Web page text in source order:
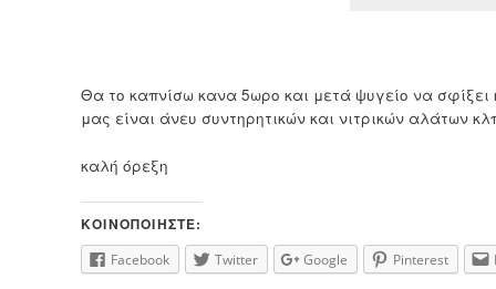
Θα το καπνίσω κανα 5ωρο και μετά ψυγείο να
μας είναι άνευ συντηρητικών και νιτρικών αλάτων
καλή όρεξη
ΚΟΙΝΟΠΟΙΉΣΤΕ:
Facebook Twitter Google Pinterest